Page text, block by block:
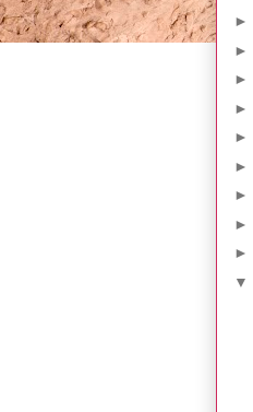
►
►
►
►
►
►
►
►
►
▼